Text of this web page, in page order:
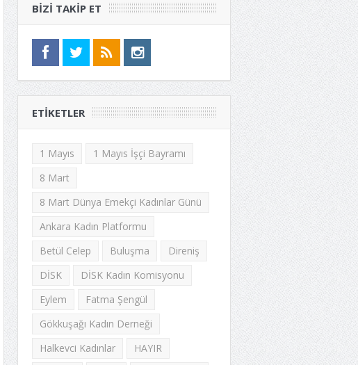
BIZI TAKIP ET
ETIKETLER
1 Mayıs
1 Mayıs İşçi Bayramı
8 Mart
8 Mart Dünya Emekçi Kadınlar Günü
Ankara Kadın Platformu
Betül Celep
Buluşma
Direniş
DİSK
DİSK Kadın Komisyonu
Eylem
Fatma Şengül
Gökkuşağı Kadın Derneği
Halkevci Kadınlar
HAYIR